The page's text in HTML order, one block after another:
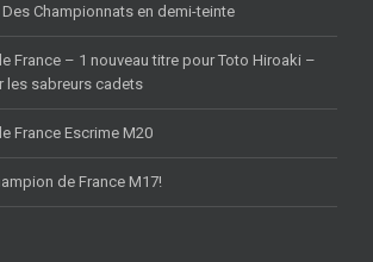
Des Championnats en demi-teinte
France – 1 nouveau titre pour Toto Hiroaki –
les sabreurs cadets
France Escrime M20
de France M17!